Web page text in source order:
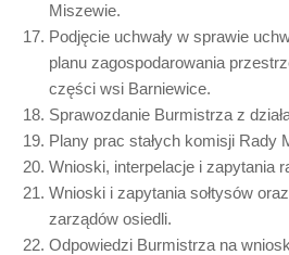
Miszewie.
Podjęcie uchwały w sprawie
planu zagospodarowania
części wsi Barniewice.
Sprawozdanie Burmistrza z
Plany prac stałych komisji Rady
Wnioski, interpelacje i zapytania
Wnioski i zapytania sołtysów
zarządów osiedli.
Odpowiedzi Burmistrza na